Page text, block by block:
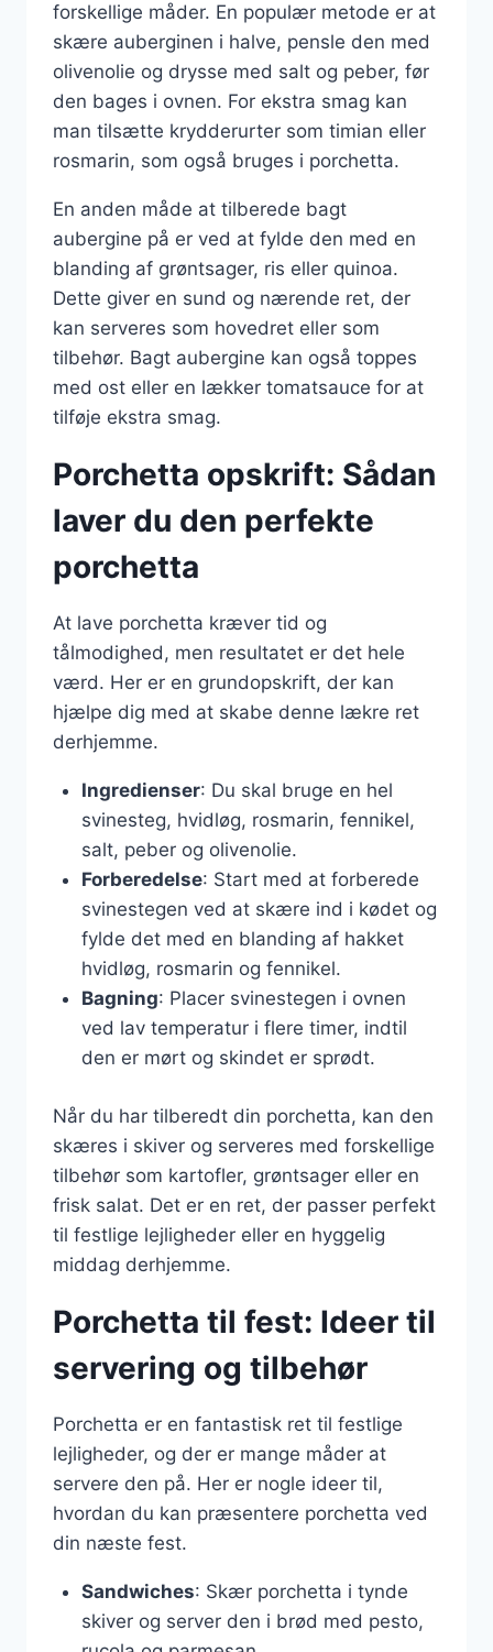
forskellige måder. En populær metode er at
skære auberginen i halve, pensle den med
olivenolie og drysse med salt og peber, før
den bages i ovnen. For ekstra smag kan
man tilsætte krydderurter som timian eller
rosmarin, som også bruges i porchetta.
En anden måde at tilberede bagt
aubergine på er ved at fylde den med en
blanding af grøntsager, ris eller quinoa.
Dette giver en sund og nærende ret, der
kan serveres som hovedret eller som
tilbehør. Bagt aubergine kan også toppes
med ost eller en lækker tomatsauce for at
tilføje ekstra smag.
Porchetta opskrift: Sådan
laver du den perfekte
porchetta
At lave porchetta kræver tid og
tålmodighed, men resultatet er det hele
værd. Her er en grundopskrift, der kan
hjælpe dig med at skabe denne lækre ret
derhjemme.
Ingredienser: Du skal bruge en hel
svinesteg, hvidløg, rosmarin, fennikel,
salt, peber og olivenolie.
Forberedelse: Start med at forberede
svinestegen ved at skære ind i kødet og
fylde det med en blanding af hakket
hvidløg, rosmarin og fennikel.
Bagning: Placer svinestegen i ovnen
ved lav temperatur i flere timer, indtil
den er mørt og skindet er sprødt.
Når du har tilberedt din porchetta, kan den
skæres i skiver og serveres med forskellige
tilbehør som kartofler, grøntsager eller en
frisk salat. Det er en ret, der passer perfekt
til festlige lejligheder eller en hyggelig
middag derhjemme.
Porchetta til fest: Ideer til
servering og tilbehør
Porchetta er en fantastisk ret til festlige
lejligheder, og der er mange måder at
servere den på. Her er nogle ideer til,
hvordan du kan præsentere porchetta ved
din næste fest.
Sandwiches: Skær porchetta i tynde
skiver og server den i brød med pesto,